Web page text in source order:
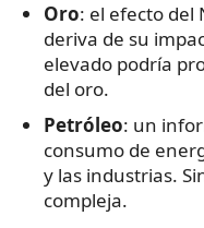
Oro: el efecto del
deriva de su
elevado podría
del oro.
Petróleo: un
consumo de
y las industrias.
compleja.